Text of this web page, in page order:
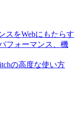
スをWebにもたらす
フォーマンス、機
の高度な使い方